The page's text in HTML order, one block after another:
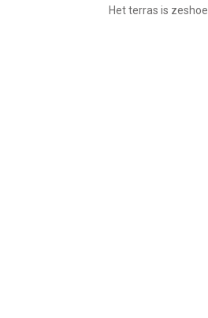
Het terras is